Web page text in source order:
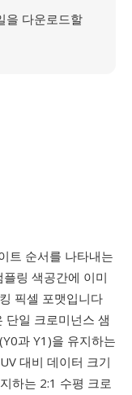
을 다운로드할
트 순서를 나타내는
링 색공간에 이미
픽셀 포맷입니다
단일 크로미넌스 샘
과 Y1)을 유지하는
대비 데이터 크기
하는 2:1 수평 크로